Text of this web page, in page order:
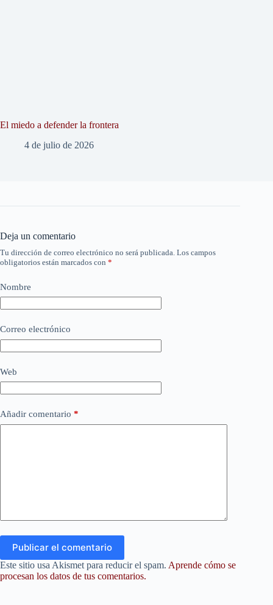
El miedo a defender la frontera
4 de julio de 2026
Deja un comentario
Tu dirección de correo electrónico no será publicada. Los campos
obligatorios están marcados con *
Nombre
Correo electrónico
Web
Añadir comentario *
Publicar el comentario
Este sitio usa Akismet para reducir el spam. Aprende cómo se
procesan los datos de tus comentarios.